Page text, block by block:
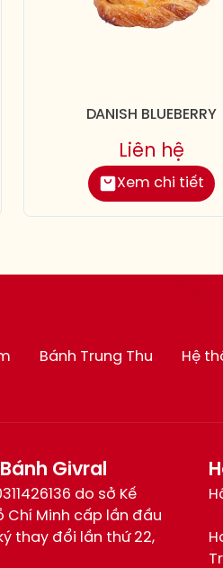
DANISH BLUEBERRY
Xem chi tiết
Liên hệ
Bánh Trung Thu Hệ
Givral
do sở Kế
Chí Minh cấp lần đầu
thay đổi lần thứ 22,